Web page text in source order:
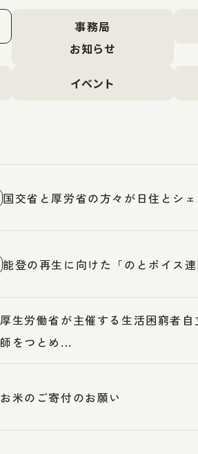
事務局
お知らせ
イベント
国交省と厚労省の方々が日住とシ
能登の再生に向けた「のとボイス
厚生労働省が主催する生活困窮者
師をつとめ...
お米のご寄付のお願い